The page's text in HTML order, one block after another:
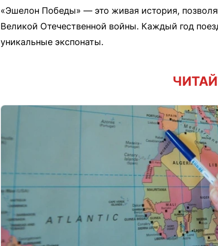
«Эшелон Победы» — это живая история,
Великой Отечественной войны. Каждый год
уникальные экспонаты.